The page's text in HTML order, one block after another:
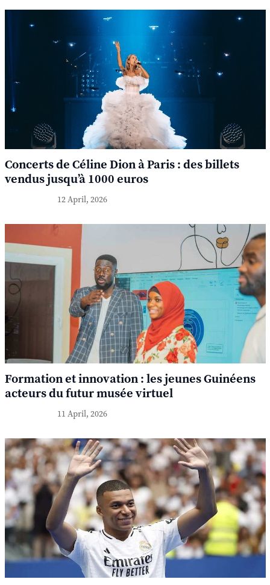
Concerts de Céline Dion à Paris : des billets
vendus jusqu’à 1000 euros
12 April, 2026
Formation et innovation : les jeunes Guinéens
acteurs du futur musée virtuel
11 April, 2026